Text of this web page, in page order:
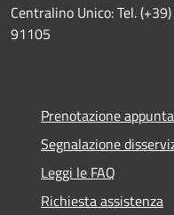
Centralino Unico: Tel.
91105
Prenotazione
Segnalazione
Leggi le FAQ
Richiesta assistenza